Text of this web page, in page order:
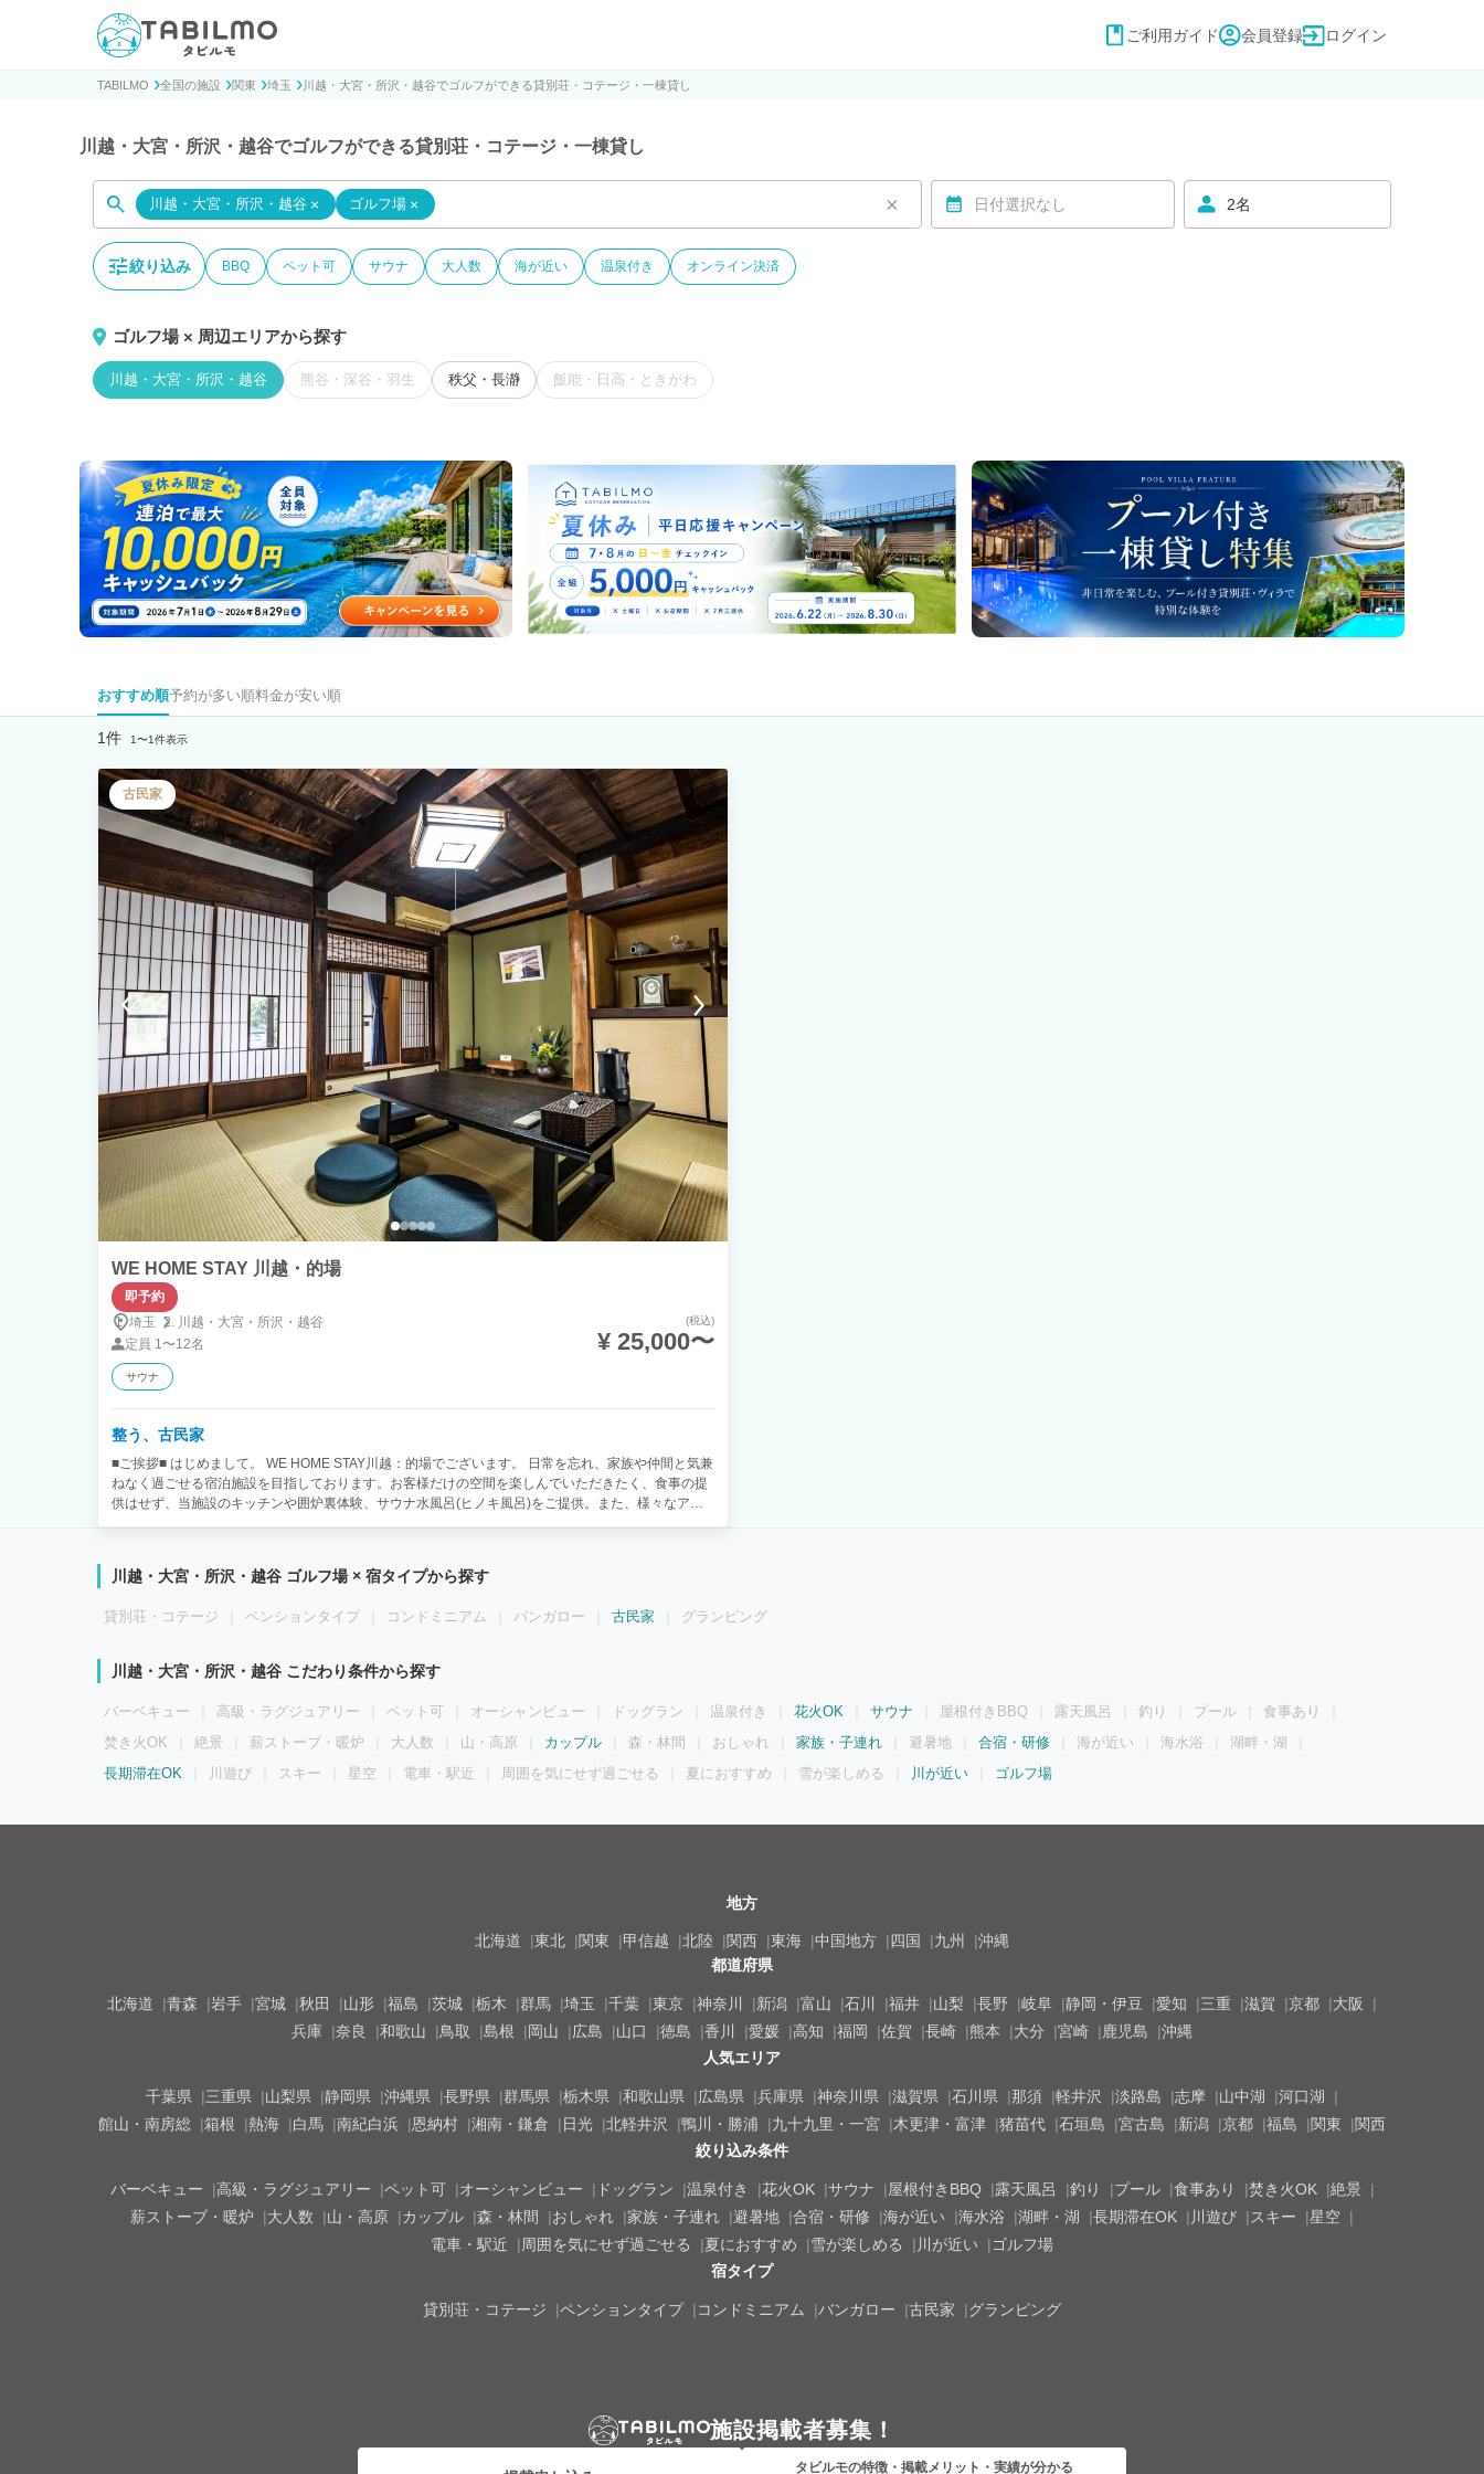
貸別荘コテージ・一棟貸し宿泊予約サイトTABILMO(タビルモ)
ご利用ガイド 会員登録 ログイン
TABILMO 全国の施設 関東 埼玉 川越・大宮・所沢・越谷でゴルフができる貸別荘・コテージ・一棟貸し
川越・大宮・所沢・越谷でゴルフができる貸別荘・コテージ・一棟貸し
川越・大宮・所沢・越谷 × ゴルフ場 × × 日付選択なし 2名
絞り込み BBQ ペット可 サウナ 大人数 海が近い 温泉付き オンライン決済
ゴルフ場 × 周辺エリアから探す
川越・大宮・所沢・越谷 熊谷・深谷・羽生 秩父・長瀞 飯能・日高・ときがわ
おすすめ順予約が多い順料金が安い順
1件 1〜1件表示
古民家
WE HOME STAY 川越・的場
即予約
埼玉
川越・ 大宮・ 所沢・ 越谷
定員 1〜12名
(税込)
¥ 25,000〜
サウナ
整う、古民家
■ご挨拶■ はじめまして。 WE HOME STAY川越：的場でございます。 日常を忘れ、家族や仲間と気兼
ねなく過ごせる宿泊施設を目指しております。お客様だけの空間を楽しんでいただきたく、食事の提
供はせず、当施設のキッチンや囲炉裏体験、サウナ水風呂(ヒノキ風呂)をご提供。また、様々なアク
キッチン、独立洗面所 2階洋室 ■広さ：約30平米 ■客室数：1室 ※全室禁煙（別途、喫煙所あり）
【其の１】 築100年以上の古民家で宿泊体験。 昔ながらの設備を生かし、リニューアルしておりま
点から、必ず消火をお願いします。 ※匂いや油が発生する焼き肉等は禁止です。 【其の３】 ■低温
サウナ＆ヒノキ風呂(水風呂)■ 一人用 ～最大65度 タイマー式 古民家らしくヒノキの水風呂もご用
意。 ※必ず水着着用でご利用ください。(水着はご持参くださいませ。) 【其の４】 ■キッチン■ キッ
チンが自由に使えます ・コンロ、冷蔵庫、炊飯器、電子レンジ、オーブントースター ・ホットプレー
ト、鍋、フライパン、包丁、まな板 ・他食器類一式 【其の５】 ■2Fプレイルーム■ 【遊べるアイテ
で映画見放題 ※Amazonファイヤースティック完備で、プライムビデオ、YouTube等を自由に視聴出
川越・大宮・所沢・越谷 ゴルフ場 × 宿タイプから探す
貸別荘・コテージ ペンションタイプ コンドミニアム バンガロー 古民家 グランピング
川越・大宮・所沢・越谷 こだわり条件から探す
バーベキュー 高級・ラグジュアリー ペット可 オーシャンビュー ドッグラン 温泉付き 花火OK サウナ 屋根付きBBQ 露天風呂 釣り プール
食事あり
焚き火OK
絶景 薪ストーブ・暖炉 大人数 山・高原 カップル 森・林間 おしゃれ 家族・子連れ 避暑地 合宿・研修 海が近い 海水浴
湖畔・湖
長期滞在OK
川遊び スキー 星空 電車・駅近 周囲を気にせず過ごせる 夏におすすめ 雪が楽しめる 川が近い ゴルフ場
地方
北海道 東北 関東 甲信越 北陸 関西 東海 中国地方 四国 九州
沖縄
都道府県
北海道 青森 岩手 宮城 秋田 山形 福島 茨城 栃木 群馬 埼玉 千葉 東京 神奈川 新潟 富山 石川 福井 山梨 長野 岐阜 静岡・伊豆 愛知 三重 滋賀 京都
大阪
兵庫
奈良 和歌山 鳥取 島根 岡山 広島 山口 徳島 香川 愛媛 高知 福岡 佐賀 長崎 熊本 大分 宮崎 鹿児島
沖縄
人気エリア
千葉県 三重県 山梨県 静岡県 沖縄県 長野県 群馬県 栃木県 和歌山県 広島県 兵庫県 神奈川県 滋賀県 石川県 那須 軽井沢 淡路島 志摩 山中湖
河口湖
館山・南房総
箱根 熱海 白馬 南紀白浜 恩納村 湘南・鎌倉 日光 北軽井沢 鴨川・勝浦 九十九里・一宮 木更津・富津 猪苗代 石垣島 宮古島 新潟 京都 福島 関東
関西
絞り込み条件
バーベキュー 高級・ラグジュアリー ペット可 オーシャンビュー ドッグラン 温泉付き 花火OK サウナ 屋根付きBBQ 露天風呂 釣り プール 食事あり 焚き火OK
絶景
薪ストーブ・暖炉
大人数 山・高原 カップル 森・林間 おしゃれ 家族・子連れ 避暑地 合宿・研修 海が近い 海水浴 湖畔・湖 長期滞在OK 川遊び スキー
星空
電車・駅近
周囲を気にせず過ごせる 夏におすすめ 雪が楽しめる 川が近い
ゴルフ場
宿タイプ
貸別荘・コテージ ペンションタイプ コンドミニアム バンガロー 古民家 グランピング
施設掲載者募集！
タビルモの特徴・掲載メリット・実績が分かる